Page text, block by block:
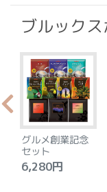
ブルック
グルメ創業記念
セット
6,280円